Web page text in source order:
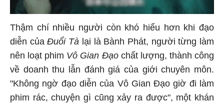
Thậm chí nhiều người còn khó hiểu hơn khi đạo
diễn củaĐuổi Tà lại là Bành Phát, người từng làm
nên loạt phim Vô Gian Đạochất lượng, thành công
về doanh thu lẫn đánh giá của giới chuyên môn.
"Không ngờ đạo diễn của Vô Gian Đạo giờ đi làm
phim rác, chuyện gì cũng xảy ra được", một khán